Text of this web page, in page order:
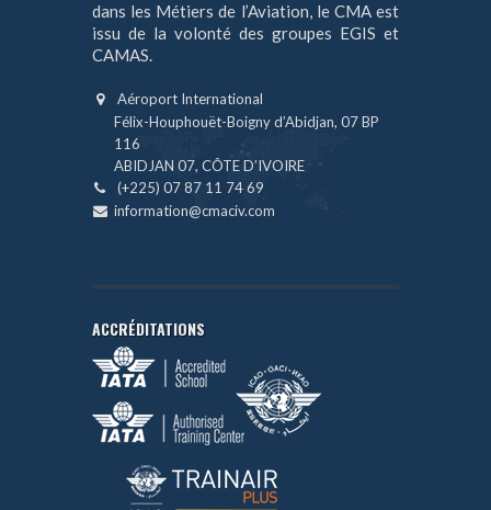
dans les Métiers de l’Aviation, le CMA est
issu de la volonté des groupes EGIS et
CAMAS.
Aéroport International
Félix-Houphouët-Boigny d’Abidjan, 07 BP
116
ABIDJAN 07, CÔTE D’IVOIRE
(+225) 07 87 11 74 69
information@cmaciv.com
ACCRÉDITATIONS